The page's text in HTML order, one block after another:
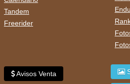
Tandem
Freerider
Avisos Venta